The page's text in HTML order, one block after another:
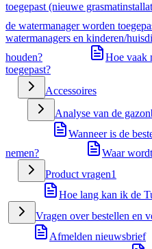
toegepast (nieuwe
de watermanager worden
watermanagers en kinderen/
houden?
Hoe vaak
toegepast?
Accessoires
Analyse van de
Wanneer is de
nemen?
Waar
Product vragen1
Hoe lang kan ik de
Vragen over bestellen en
Afmelden nieuwsbrief